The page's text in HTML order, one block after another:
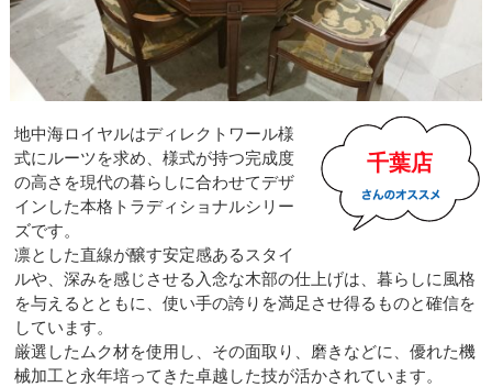
千葉店
地中海ロイヤルはディレクトワール様
式にルーツを求め、様式が持つ完成度
の高さを現代の暮らしに合わせてデザ
インした本格トラディショナルシリー
ズです。
凛とした直線が醸す安定感あるスタイ
ルや、深みを感じさせる入念な木部の仕上げは、暮らしに風格
を与えるとともに、使い手の誇りを満足させ得るものと確信を
しています。
厳選したムク材を使用し、その面取り、磨きなどに、優れた機
械加工と永年培ってきた卓越した技が活かされています。